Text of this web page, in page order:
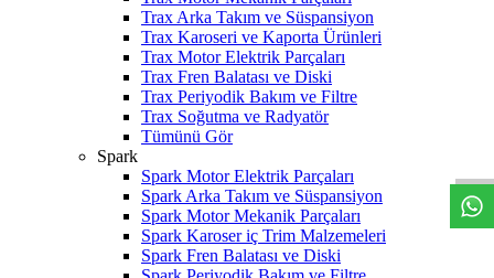
Trax Arka Takım ve Süspansiyon
Trax Karoseri ve Kaporta Ürünleri
Trax Motor Elektrik Parçaları
Trax Fren Balatası ve Diski
Trax Periyodik Bakım ve Filtre
Trax Soğutma ve Radyatör
Tümünü Gör
Spark
Spark Motor Elektrik Parçaları
Spark Arka Takım ve Süspansiyon
Spark Motor Mekanik Parçaları
Spark Karoser iç Trim Malzemeleri
Spark Fren Balatası ve Diski